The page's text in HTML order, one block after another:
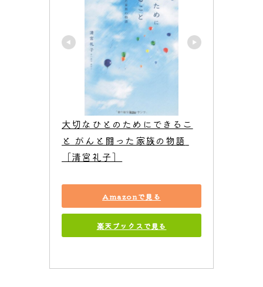
大切なひとのためにできるこ
と がんと闘った家族の物語
［清宮礼子］
Amazonで見る
楽天ブックスで見る